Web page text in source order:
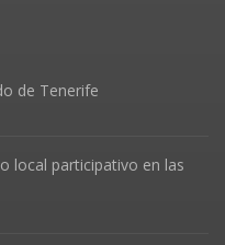
de Tenerife
local participativo en las